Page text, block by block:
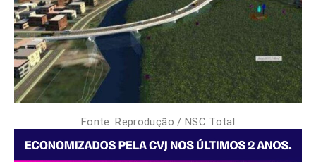
Fonte: Reprodução / NSC Total